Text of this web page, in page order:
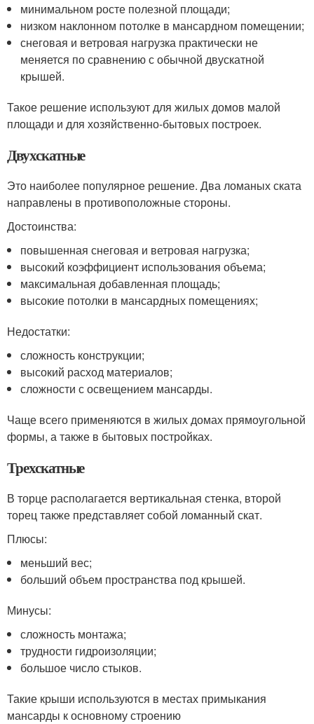
минимальном росте полезной площади;
низком наклонном потолке в мансардном помещении;
снеговая и ветровая нагрузка практически не
меняется по сравнению с обычной двускатной
крышей.
Такое решение используют для жилых домов малой
площади и для хозяйственно-бытовых построек.
Двухскатные
Это наиболее популярное решение. Два ломаных ската
направлены в противоположные стороны.
Достоинства:
повышенная снеговая и ветровая нагрузка;
высокий коэффициент использования объема;
максимальная добавленная площадь;
высокие потолки в мансардных помещениях;
Недостатки:
сложность конструкции;
высокий расход материалов;
сложности с освещением мансарды.
Чаще всего применяются в жилых домах прямоугольной
формы, а также в бытовых постройках.
Трехскатные
В торце располагается вертикальная стенка, второй
торец также представляет собой ломанный скат.
Плюсы:
меньший вес;
больший объем пространства под крышей.
Минусы:
сложность монтажа;
трудности гидроизоляции;
большое число стыков.
Такие крыши используются в местах примыкания
мансарды к основному строению